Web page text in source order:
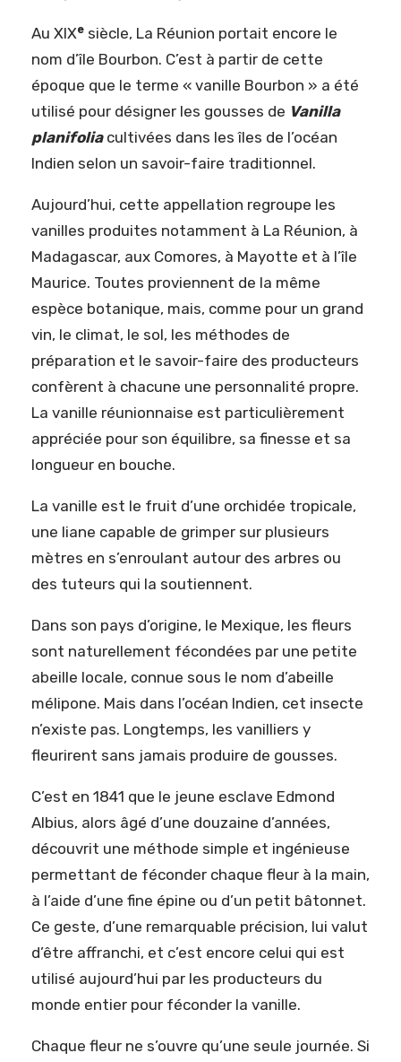
Au XIXe siècle, La Réunion portait encore le
nom d’île Bourbon. C’est à partir de cette
époque que le terme « vanille Bourbon » a été
utilisé pour désigner les gousses de Vanilla
planifoliacultivées dans les îles de l’océan
Indien selon un savoir-faire traditionnel.
Aujourd’hui, cette appellation regroupe les
vanilles produites notamment à La Réunion, à
Madagascar, aux Comores, à Mayotte et à l’île
Maurice. Toutes proviennent de la même
espèce botanique, mais, comme pour un grand
vin, le climat, le sol, les méthodes de
préparation et le savoir-faire des producteurs
confèrent à chacune une personnalité propre.
La vanille réunionnaise est particulièrement
appréciée pour son équilibre, sa finesse et sa
longueur en bouche.
La vanille est le fruit d’une orchidée tropicale,
une liane capable de grimper sur plusieurs
mètres en s’enroulant autour des arbres ou
des tuteurs qui la soutiennent.
Dans son pays d’origine, le Mexique, les fleurs
sont naturellement fécondées par une petite
abeille locale, connue sous le nom d’abeille
mélipone. Mais dans l’océan Indien, cet insecte
n’existe pas. Longtemps, les vanilliers y
fleurirent sans jamais produire de gousses.
C’est en 1841 que le jeune esclave Edmond
Albius, alors âgé d’une douzaine d’années,
découvrit une méthode simple et ingénieuse
permettant de féconder chaque fleur à la main,
à l’aide d’une fine épine ou d’un petit bâtonnet.
Ce geste, d’une remarquable précision, lui valut
d’être affranchi, et c’est encore celui qui est
utilisé aujourd’hui par les producteurs du
monde entier pour féconder la vanille.
Chaque fleur ne s’ouvre qu’une seule journée. Si